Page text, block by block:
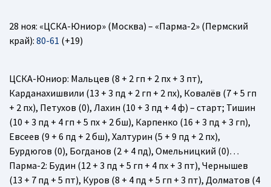
28 ноя: «ЦСКА-Юниор» (Москва) – «Парма-2» (Пермский
край): 80-61 (+19)
ЦСКА-Юниор: Мальцев (8 + 2 гп + 2 пх + 3 пт),
Карданахишвили (13 + 3 пд + 2 гп + 2 пх), Ковалёв (7 + 5 гп
+ 2 пх), Петухов (0), Лахин (10 + 3 пд + 4 ф) – старт; Тишин
(10 + 3 пд + 4 гп + 5 пх + 2 бш), Карпенко (16 + 3 пд + 3 гп),
Евсеев (9 + 6 пд + 2 бш), Халтурин (5 + 9 пд + 2 пх),
Бурдюгов (0), Богданов (2 + 4 пд), Омельницкий (0)…
Парма-2: Будин (12 + 3 пд + 5 гп + 4 пх + 3 пт), Чернышев
(13 + 7 пд + 5 пт), Куров (8 + 4 пд + 5 гп + 3 пт), Долматов (4